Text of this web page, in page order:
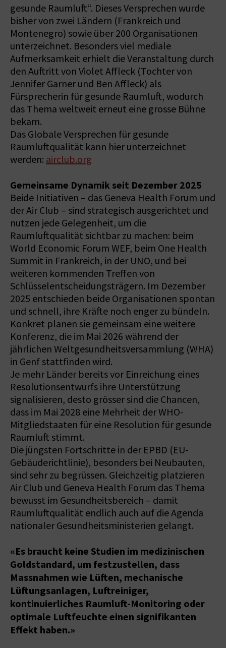
gesunde Raumluft“. Dieses Versprechen wurde
bisher von zwei Ländern (Frankreich und
Montenegro) sowie über 200 Organisationen
unterzeichnet. Besonders viel mediale
Aufmerksamkeit erhielt die Veranstaltung durch
den Auftritt von Violet Affleck (Tochter von
Jennifer Garner und Ben Affleck) als
Fürsprecherin für gesunde Raumluft, wodurch
das Thema weltweit erneut eine grosse Bühne
bekam.
Das Globale Versprechen für gesunde
Raumluftqualität kann hier unterzeichnet
werden: airclub.org
Gemeinsame Dynamik seit Dezember 2025
Beide Initiativen – das Geneva Health Forum und
der Air Club – sind strategisch ausgerichtet und
nutzen jede Gelegenheit, um die
Raumluftqualität sichtbar zu machen: beim
World Economic Forum WEF, beim One Health
Summit in Frankreich, in der UNO, und bei
weiteren kommenden Treffen von
Schlüsselentscheidungsträgern. Im Dezember
2025 entschieden beide Organisationen spontan
und schnell, ihre Kräfte noch enger zu bündeln.
Konkret planen sie gemeinsam eine weitere
Konferenz, die im Mai 2026 während der
jährlichen Weltgesundheitsversammlung (WHA)
in Genf stattfinden wird.
Je mehr Länder bereits vor Einreichung eines
Resolutionsentwurfs ihre Unterstützung
signalisieren, desto grösser sind die Chancen,
dass im Mai 2028 eine Mehrheit der WHO-
Mitgliedstaaten für eine Resolution für gesunde
Raumluft stimmt.
Die jüngsten Fortschritte in der EPBD (EU-
Gebäuderichtlinie), besonders bei Neubauten,
sind sehr zu begrüssen. Gleichzeitig platzieren
Air Club und Geneva Health Forum das Thema
bewusst im Gesundheitsbereich – damit
Raumluftqualität endlich auch auf die Agenda
nationaler Gesundheitsministerien gelangt.
«Es braucht keine Studien im medizinischen
Goldstandard, um festzustellen, dass
Massnahmen wie Lüften, mechanische
Lüftungsanlagen, Luftreiniger,
kontinuierliches Raumluft-Monitoring oder
optimale Luftfeuchte einen signifikanten
Effekt haben.»